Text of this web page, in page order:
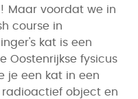
Maar voordat we in
course in
kat is een
Oostenrijkse fysicus
je een kat in een
object en